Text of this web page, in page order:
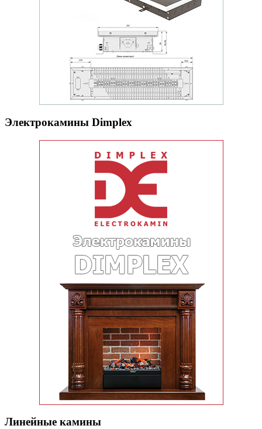
Электрокамины Dimplex
Линейные камины